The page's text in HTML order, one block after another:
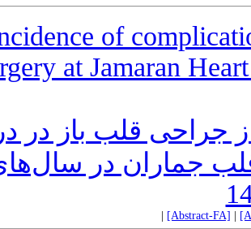
of
at Jamaran
قلب باز در در
جماران در
[Abstract-FA]